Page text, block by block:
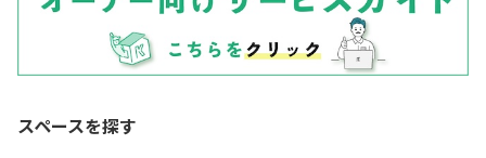
スペースを探す